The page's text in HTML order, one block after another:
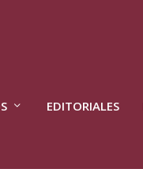
EDITORIALES